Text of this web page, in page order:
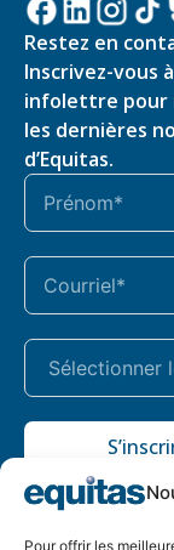
Pour offrir les
Restez en
Inscrivez-vous
infolettre pour
les dernières
d’Equitas.